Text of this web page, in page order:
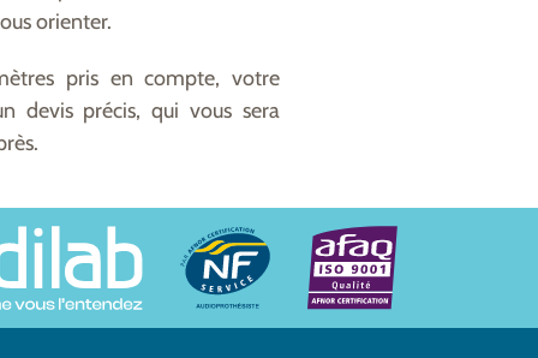
orienter.
pris en compte, votre
devis précis, qui vous sera